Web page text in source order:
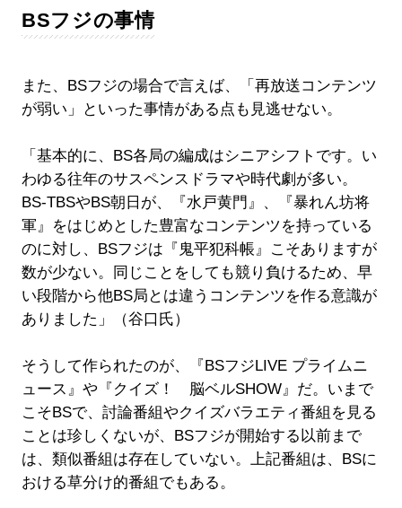
BSフジの事情
また、BSフジの場合で言えば、「再放送コンテンツ
が弱い」といった事情がある点も見逃せない。
「基本的に、BS各局の編成はシニアシフトです。い
わゆる往年のサスペンスドラマや時代劇が多い。
BS-TBSやBS朝日が、『水戸黄門』、『暴れん坊将
軍』をはじめとした豊富なコンテンツを持っている
のに対し、BSフジは『鬼平犯科帳』こそありますが
数が少ない。同じことをしても競り負けるため、早
い段階から他BS局とは違うコンテンツを作る意識が
ありました」（谷口氏）
そうして作られたのが、『BSフジLIVE プライムニ
ュース』や『クイズ！ 脳ベルSHOW』だ。いまで
こそBSで、討論番組やクイズバラエティ番組を見る
ことは珍しくないが、BSフジが開始する以前まで
は、類似番組は存在していない。上記番組は、BSに
おける草分け的番組でもある。